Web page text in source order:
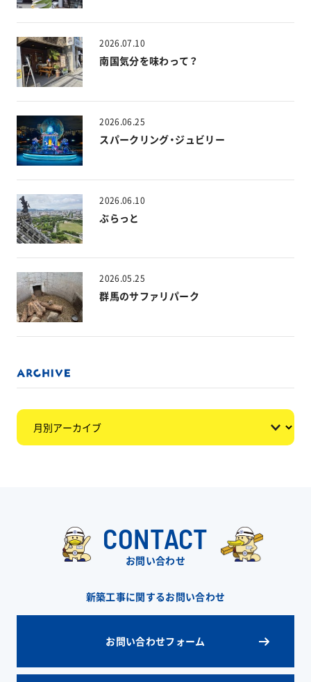
2026.07.10
南国気分を味わって？
2026.06.25
スパークリング・ジュビリー
2026.06.10
ぶらっと
2026.05.25
群馬のサファリパーク
CONTACT
お問い合わせ
新築工事に関するお問い合わせ
お問い合わせフォーム